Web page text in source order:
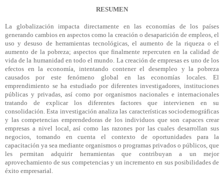
RESUMEN
La globalización impacta directamente en las economías de los países
generando cambios en aspectos como la creación o desaparición de empleos, el
uso y desuso de herramientas tecnológicas, el aumento de la riqueza o el
aumento de la pobreza; aspectos que finalmente repercuten en la calidad de
vida de la humanidad en todo el mundo. La creación de empresas es uno de los
efectos en la economía, intentando contener el desempleo y la pobreza
causados por este fenómeno global en las economías locales. El
emprendimiento se ha estudiado por diferentes investigadores, instituciones
públicas y privadas, así como por organismos nacionales e internacionales
tratando de explicar los diferentes factores que intervienen en su
consolidación. Esta investigación analiza las características sociodemográficas
y las competencias emprendedoras de los individuos que son capaces crear
empresas a nivel local, así como las razones por las cuales desarrollan sus
negocios, tomando en cuenta el contexto de oportunidades para la
capacitación ya sea mediante organismos o programas privados o públicos, que
les permitan adquirir herramientas que contribuyan a un mejor
aprovechamiento de sus competencias y un incremento en sus posibilidades de
éxito empresarial.